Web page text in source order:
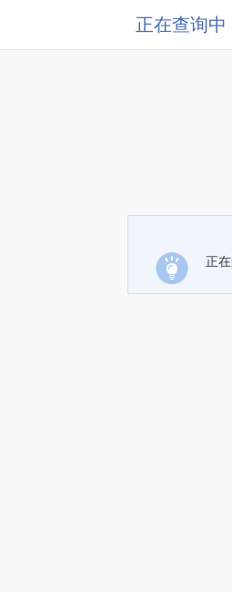
正在查询中
正